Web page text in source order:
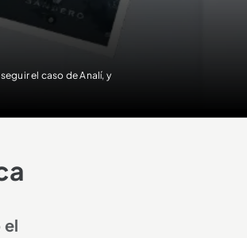
el caso de Analí, y
el